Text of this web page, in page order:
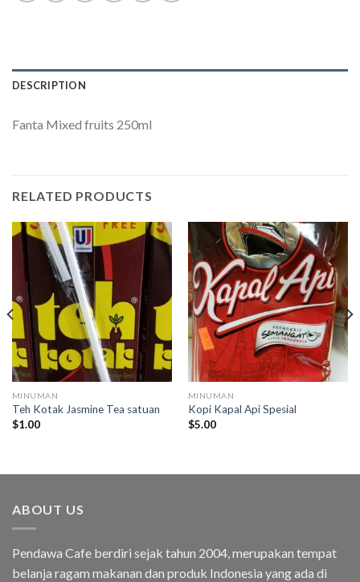
DESCRIPTION
Fanta Mixed fruits 250ml
RELATED PRODUCTS
MINUMAN
Teh Kotak Jasmine Tea satuan
$1.00
MINUMAN
Kopi Kapal Api Spesial
$5.00
ABOUT US
Pendawa Cafe berdiri sejak tahun 2004, merupakan tempat
belanja ragam makanan dan produk Indonesia yang ada di